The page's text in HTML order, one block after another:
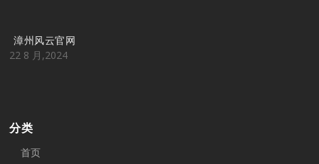
漳州风云官网
22 8 月,2024
分类
首页